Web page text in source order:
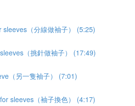
sleeves（分線做袖子） (5:25)
（挑針做袖子） (17:49)
（另一隻袖子） (7:01)
sleeves（袖子換色） (4:17)